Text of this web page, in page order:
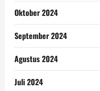
Oktober 2024
September 2024
Agustus 2024
Juli 2024